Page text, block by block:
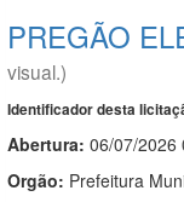
PREGÃO
visual.)
Identificador desta
Abertura: 06/07/2026
Orgão: Prefeitura